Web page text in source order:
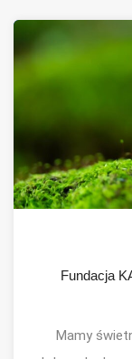
Fundacja
Mamy